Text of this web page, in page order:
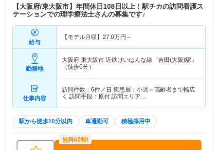
【大阪府/東大阪市】年間休日108日以上！駅チカの訪問看護ス
テーションでの理学療法士さんの募集です♪
給与
【モデル月収】 27.0万円～
勤務地
大阪府 東大阪市 近鉄けいはんな線「吉田(大阪)駅」
（徒歩6分）
仕事内容
訪問件数：6件／日 疾患層：小児～高齢者まで幅広
く 訪問手段：原付 訪問エリア…
駅から徒歩10分以内 車通勤可 積極採用中